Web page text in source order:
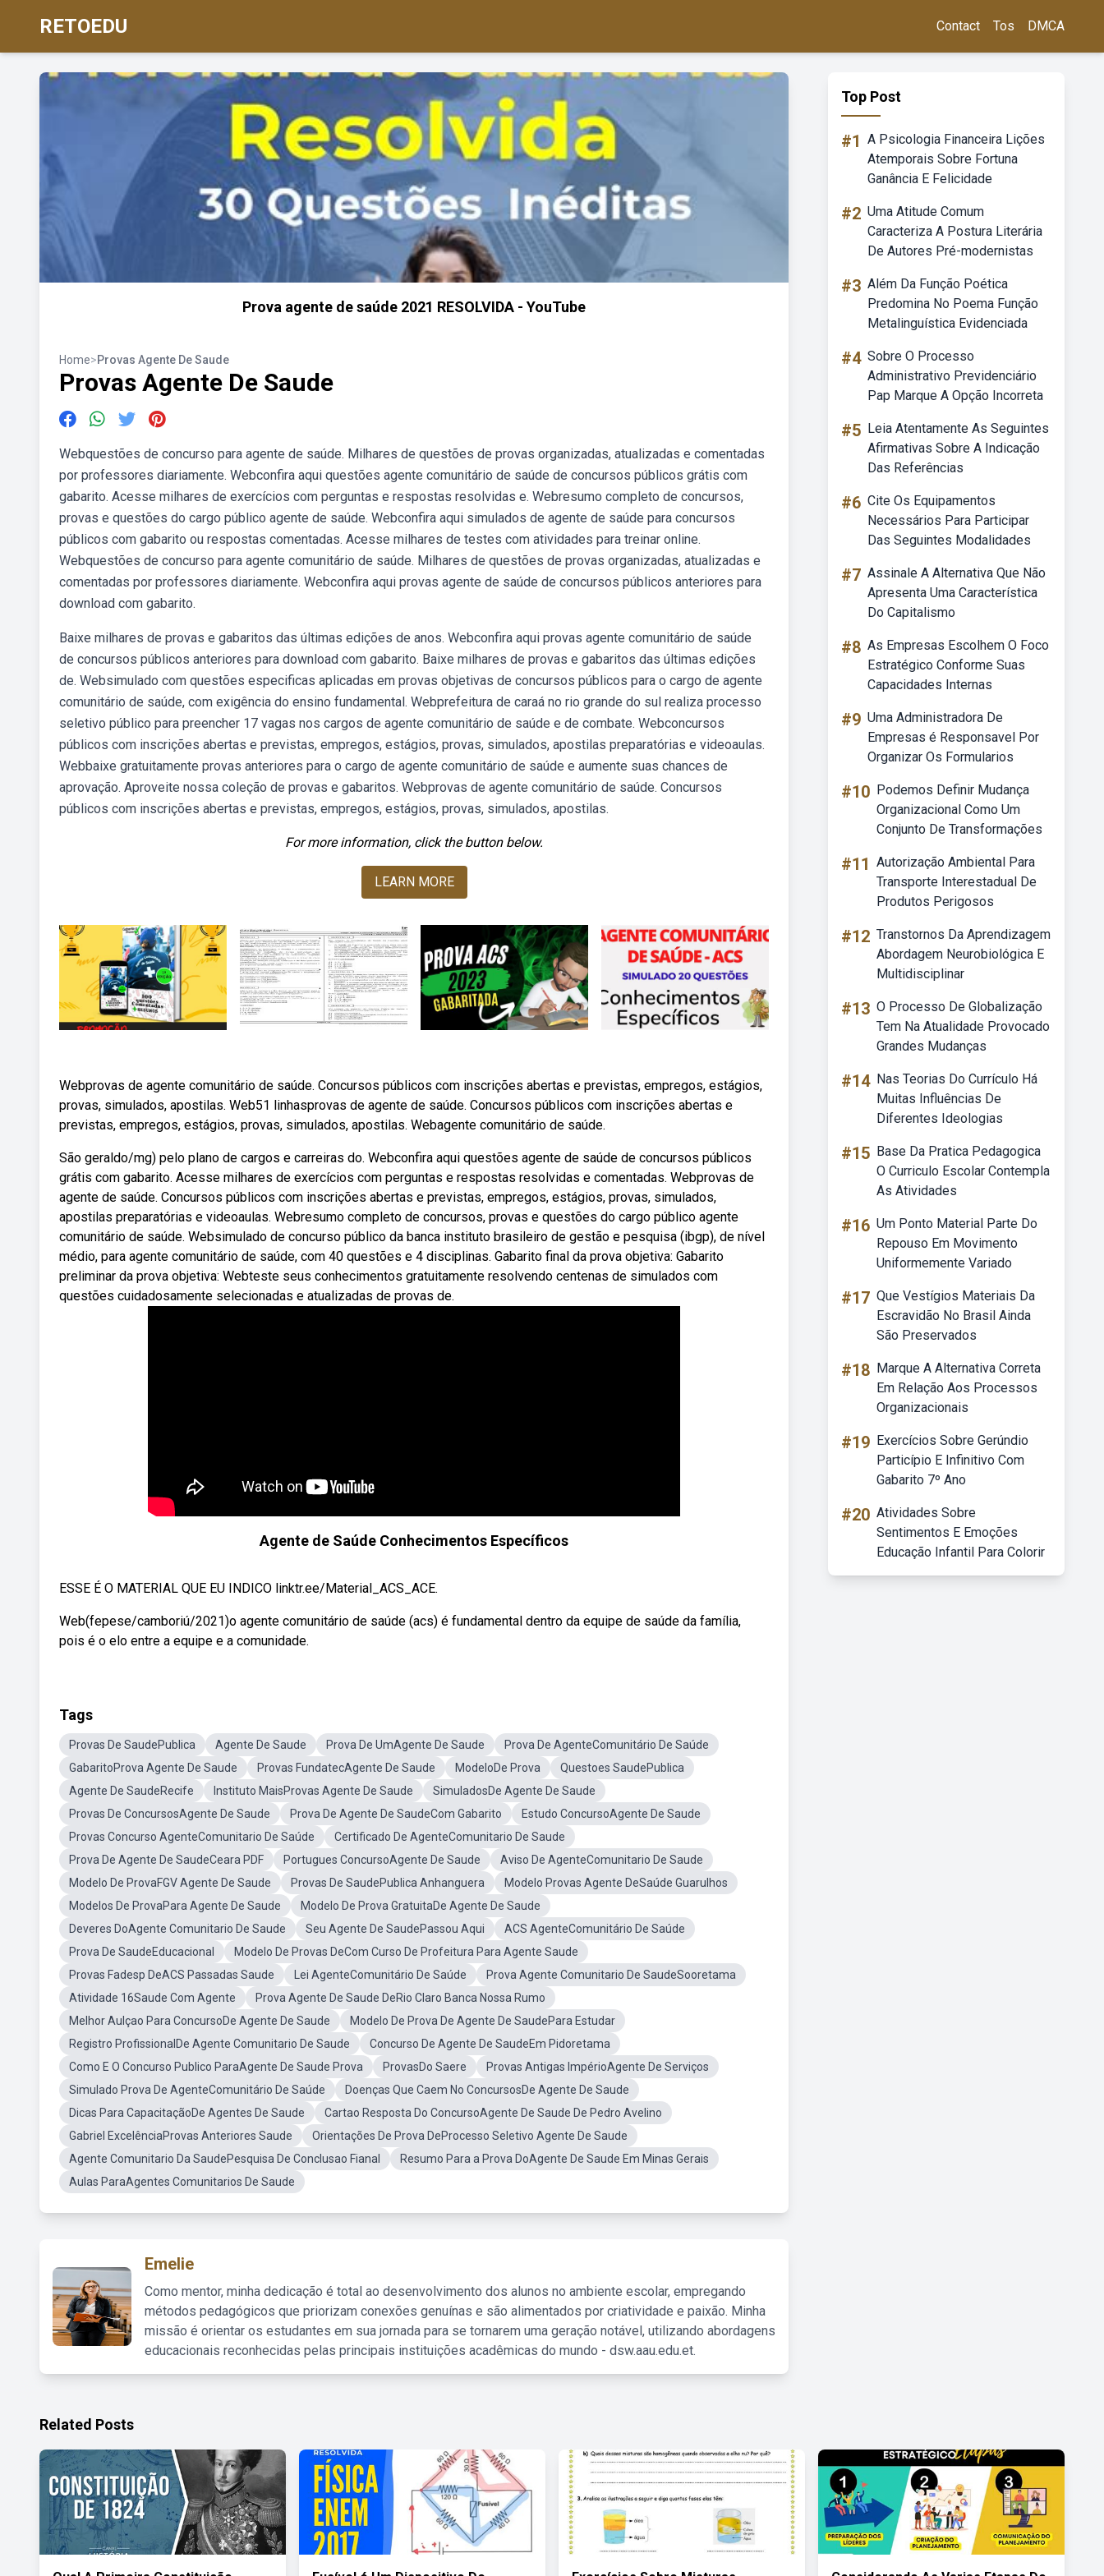
RETOEDU Contact Tos DMCA
Prova agente de saúde 2021 RESOLVIDA - YouTube
Home>Provas Agente De Saude
Provas Agente De Saude
Webquestões de concurso para agente de saúde. Milhares de questões de provas organizadas, atualizadas e comentadas
por professores diariamente. Webconfira aqui questões agente comunitário de saúde de concursos públicos grátis com
gabarito. Acesse milhares de exercícios com perguntas e respostas resolvidas e. Webresumo completo de concursos,
provas e questões do cargo público agente de saúde. Webconfira aqui simulados de agente de saúde para concursos
públicos com gabarito ou respostas comentadas. Acesse milhares de testes com atividades para treinar online.
Webquestões de concurso para agente comunitário de saúde. Milhares de questões de provas organizadas, atualizadas e
comentadas por professores diariamente. Webconfira aqui provas agente de saúde de concursos públicos anteriores para
download com gabarito.
Baixe milhares de provas e gabaritos das últimas edições de anos. Webconfira aqui provas agente comunitário de saúde
de concursos públicos anteriores para download com gabarito. Baixe milhares de provas e gabaritos das últimas edições
de. Websimulado com questões especificas aplicadas em provas objetivas de concursos públicos para o cargo de agente
comunitário de saúde, com exigência do ensino fundamental. Webprefeitura de caraá no rio grande do sul realiza processo
seletivo público para preencher 17 vagas nos cargos de agente comunitário de saúde e de combate. Webconcursos
públicos com inscrições abertas e previstas, empregos, estágios, provas, simulados, apostilas preparatórias e videoaulas.
Webbaixe gratuitamente provas anteriores para o cargo de agente comunitário de saúde e aumente suas chances de
aprovação. Aproveite nossa coleção de provas e gabaritos. Webprovas de agente comunitário de saúde. Concursos
públicos com inscrições abertas e previstas, empregos, estágios, provas, simulados, apostilas.
For more information, click the button below.
LEARN MORE
Webprovas de agente comunitário de saúde. Concursos públicos com inscrições abertas e previstas, empregos, estágios,
provas, simulados, apostilas. Web51 linhasprovas de agente de saúde. Concursos públicos com inscrições abertas e
previstas, empregos, estágios, provas, simulados, apostilas. Webagente comunitário de saúde.
São geraldo/mg) pelo plano de cargos e carreiras do. Webconfira aqui questões agente de saúde de concursos públicos
grátis com gabarito. Acesse milhares de exercícios com perguntas e respostas resolvidas e comentadas. Webprovas de
agente de saúde. Concursos públicos com inscrições abertas e previstas, empregos, estágios, provas, simulados,
apostilas preparatórias e videoaulas. Webresumo completo de concursos, provas e questões do cargo público agente
comunitário de saúde. Websimulado de concurso público da banca instituto brasileiro de gestão e pesquisa (ibgp), de nível
médio, para agente comunitário de saúde, com 40 questões e 4 disciplinas. Gabarito final da prova objetiva: Gabarito
preliminar da prova objetiva: Webteste seus conhecimentos gratuitamente resolvendo centenas de simulados com
questões cuidadosamente selecionadas e atualizadas de provas de.
Agente de Saúde Conhecimentos Específicos
ESSE É O MATERIAL QUE EU INDICO linktr.ee/Material_ACS_ACE.
Web(fepese/camboriú/2021)o agente comunitário de saúde (acs) é fundamental dentro da equipe de saúde da família,
pois é o elo entre a equipe e a comunidade.
Tags
Provas De SaudePublica Agente De Saude Prova De UmAgente De Saude
Prova De AgenteComunitário De Saúde
GabaritoProva Agente De Saude
Provas FundatecAgente De Saude ModeloDe Prova
Questoes SaudePublica
Agente De SaudeRecife
Instituto MaisProvas Agente De Saude
SimuladosDe Agente De Saude
Provas De ConcursosAgente De Saude
Prova De Agente De SaudeCom Gabarito
Estudo ConcursoAgente De Saude
Provas Concurso AgenteComunitario De Saúde
Certificado De AgenteComunitario De Saude
Prova De Agente De SaudeCeara PDF
Portugues ConcursoAgente De Saude
Aviso De AgenteComunitario De Saude
Modelo De ProvaFGV Agente De Saude
Provas De SaudePublica Anhanguera
Modelo Provas Agente DeSaúde Guarulhos
Modelos De ProvaPara Agente De Saude
Modelo De Prova GratuitaDe Agente De Saude
Deveres DoAgente Comunitario De Saude
Seu Agente De SaudePassou Aqui
ACS AgenteComunitário De Saúde
Prova De SaudeEducacional
Modelo De Provas DeCom Curso De Profeitura Para Agente Saude
Provas Fadesp DeACS Passadas Saude
Lei AgenteComunitário De Saúde
Prova Agente Comunitario De SaudeSooretama
Atividade 16Saude Com Agente
Prova Agente De Saude DeRio Claro Banca Nossa Rumo
Melhor Aulçao Para ConcursoDe Agente De Saude
Modelo De Prova De Agente De SaudePara Estudar
Registro ProfissionalDe Agente Comunitario De Saude
Concurso De Agente De SaudeEm Pidoretama
Como E O Concurso Publico ParaAgente De Saude Prova
ProvasDo Saere
Provas Antigas ImpérioAgente De Serviços
Simulado Prova De AgenteComunitário De Saúde
Doenças Que Caem No ConcursosDe Agente De Saude
Dicas Para CapacitaçãoDe Agentes De Saude
Cartao Resposta Do ConcursoAgente De Saude De Pedro Avelino
Gabriel ExcelênciaProvas Anteriores Saude
Orientações De Prova DeProcesso Seletivo Agente De Saude
Agente Comunitario Da SaudePesquisa De Conclusao Fianal
Resumo Para a Prova DoAgente De Saude Em Minas Gerais
Aulas ParaAgentes Comunitarios De Saude
Emelie
Como mentor, minha dedicação é total ao desenvolvimento dos alunos no ambiente escolar, empregando
métodos pedagógicos que priorizam conexões genuínas e são alimentados por criatividade e paixão. Minha
missão é orientar os estudantes em sua jornada para se tornarem uma geração notável, utilizando abordagens
educacionais reconhecidas pelas principais instituições acadêmicas do mundo - dsw.aau.edu.et.
Top Post
#1 A Psicologia Financeira Lições
Atemporais Sobre Fortuna
Ganância E Felicidade
#2 Uma Atitude Comum
Caracteriza A Postura Literária
De Autores Pré-modernistas
#3 Além Da Função Poética
Predomina No Poema Função
Metalinguística Evidenciada
#4 Sobre O Processo
Administrativo Previdenciário
Pap Marque A Opção Incorreta
#5 Leia Atentamente As Seguintes
Afirmativas Sobre A Indicação
Das Referências
#6 Cite Os Equipamentos
Necessários Para Participar
Das Seguintes Modalidades
#7 Assinale A Alternativa Que Não
Apresenta Uma Característica
Do Capitalismo
#8 As Empresas Escolhem O Foco
Estratégico Conforme Suas
Capacidades Internas
#9 Uma Administradora De
Empresas é Responsavel Por
Organizar Os Formularios
#10 Podemos Definir Mudança
Organizacional Como Um
Conjunto De Transformações
#11 Autorização Ambiental Para
Transporte Interestadual De
Produtos Perigosos
#12 Transtornos Da Aprendizagem
Abordagem Neurobiológica E
Multidisciplinar
#13 O Processo De Globalização
Tem Na Atualidade Provocado
Grandes Mudanças
#14 Nas Teorias Do Currículo Há
Muitas Influências De
Diferentes Ideologias
#15 Base Da Pratica Pedagogica
O Curriculo Escolar Contempla
As Atividades
#16 Um Ponto Material Parte Do
Repouso Em Movimento
Uniformemente Variado
#17 Que Vestígios Materiais Da
Escravidão No Brasil Ainda
São Preservados
#18 Marque A Alternativa Correta
Em Relação Aos Processos
Organizacionais
#19 Exercícios Sobre Gerúndio
Particípio E Infinitivo Com
Gabarito 7º Ano
#20 Atividades Sobre
Sentimentos E Emoções
Educação Infantil Para Colorir
Related Posts